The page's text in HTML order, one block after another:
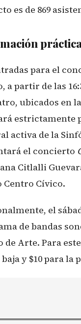
es de 869
para el
a partir de las
ubicados en
estrictamente
activa de la
el concierto
Citlalli
Centro Cívico.
el
de bandas
de Arte. Para
y $10 para la